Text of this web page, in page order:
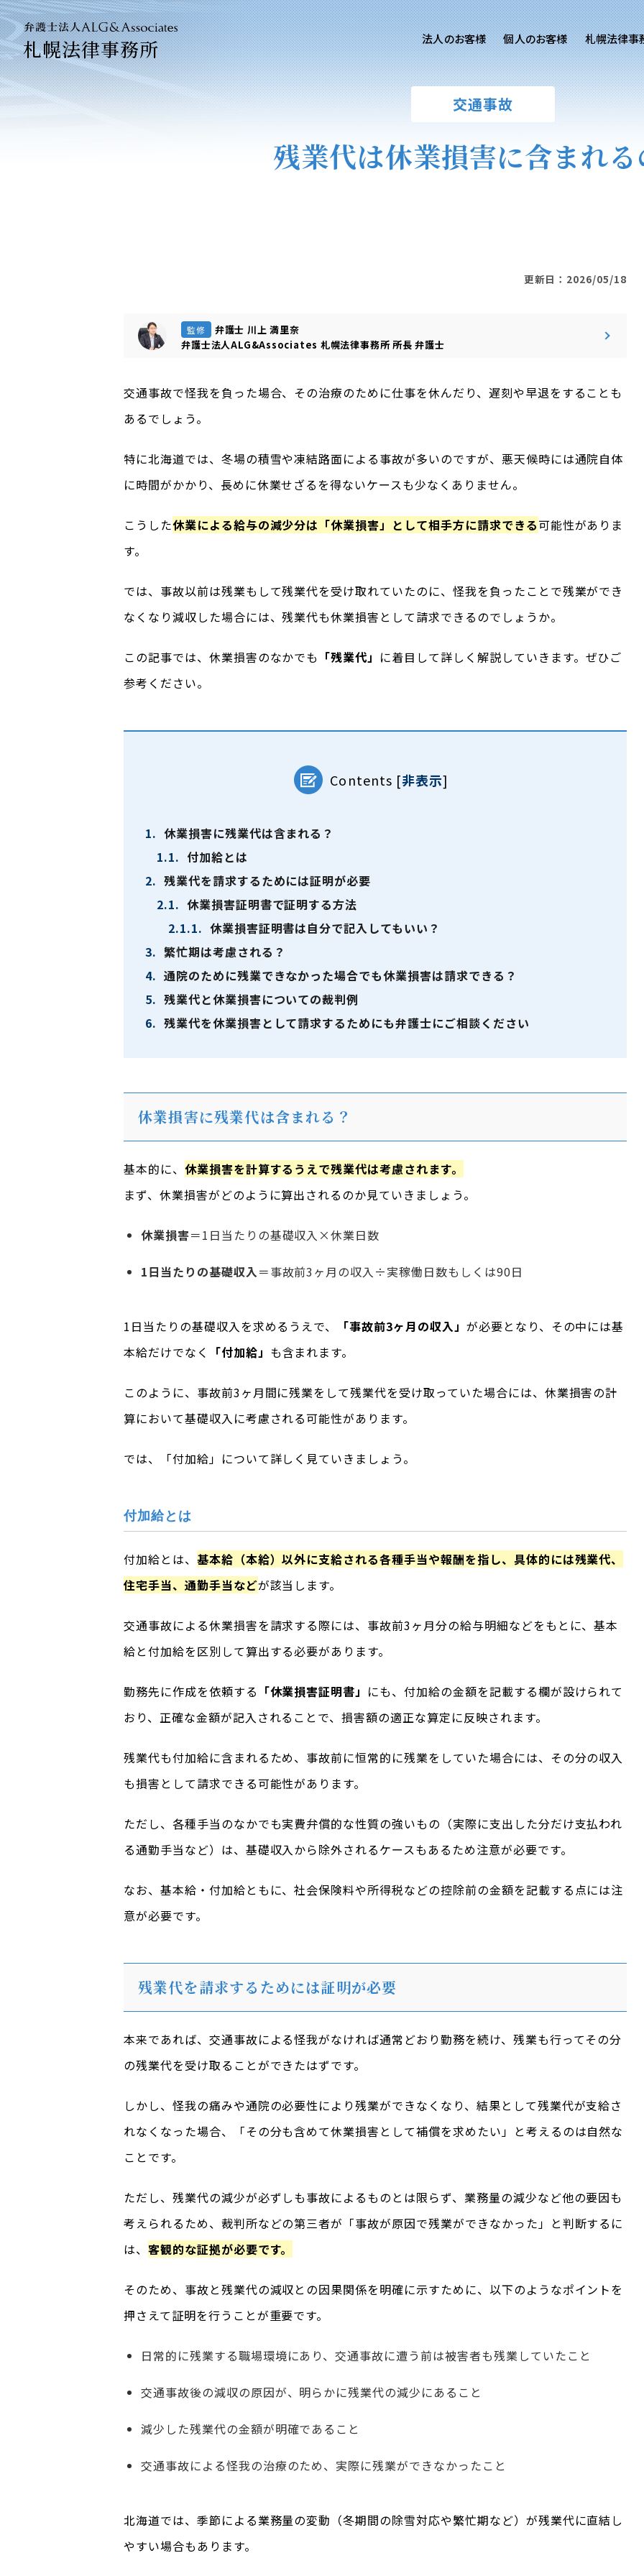
札幌法律事務所 法人のお客様
法人のお客様ご相談
労務専用サイト
個人のお客様
個人のお客様ご相談
離婚問題 刑事事件
札幌法律事
交通事故
残業代は休業損害に含まれる
更新日：2026/05/18
監修
弁護士 川上 満里奈
弁護士法人ALG&Associates 札幌法律事務所所長 弁護士
交通事故で怪我を負った場合、その治療のために仕事を休んだり、遅刻や早退をすることも
あるでしょう。
特に北海道では、冬場の積雪や凍結路面による事故が多いのですが、悪天候時には通院自体
に時間がかかり、長めに休業せざるを得ないケースも少なくありません。
こうした休業による給与の減少分は「休業損害」として相手方に請求できる可能性がありま
す。
では、事故以前は残業もして残業代を受け取れていたのに、怪我を負ったことで残業ができ
なくなり減収した場合には、残業代も休業損害として請求できるのでしょうか。
この記事では、休業損害のなかでも 「残業代」 に着目して詳しく解説していきます。ぜひご
参考ください。
Contents [非表示]
1. 休業損害に残業代は含まれる？
1.1. 付加給とは
2. 残業代を請求するためには証明が必要
2.1. 休業損害証明書で証明する方法
2.1.1. 休業損害証明書は自分で記入してもいい？
3. 繁忙期は考慮される？
4. 通院のために残業できなかった場合でも休業損害は請求できる？
5. 残業代と休業損害についての裁判例
6. 残業代を休業損害として請求するためにも弁護士にご相談ください
休業損害に残業代は含まれる？
基本的に、 休業損害を計算するうえで残業代は考慮されます。
まず、休業損害がどのように算出されるのか見ていきましょう。
休業損害＝1日当たりの基礎収入×休業日数
1日当たりの基礎収入＝事故前3ヶ月の収入÷実稼働日数もしくは90日
1日当たりの基礎収入を求めるうえで、 「事故前3ヶ月の収入」 が必要となり、その中には基
本給だけでなく
「付加給」 も含まれます。
このように、事故前3ヶ月間に残業をして残業代を受け取っていた場合には、休業損害の計
算において基礎収入に考慮される可能性があります。
では、「付加給」について詳しく見ていきましょう。
付加給とは
付加給とは、 基本給（本給）以外に支給される各種手当や報酬を指し、具体的には残業代、
住宅手当、通勤手当などが該当します。
交通事故による休業損害を請求する際には、事故前3ヶ月分の給与明細などをもとに、基本
給と付加給を区別して算出する必要があります。
勤務先に作成を依頼する 「休業損害証明書」 にも、付加給の金額を記載する欄が設けられて
おり、正確な金額が記入されることで、損害額の適正な算定に反映されます。
残業代も付加給に含まれるため、事故前に恒常的に残業をしていた場合には、その分の収入
も損害として請求できる可能性があります。
ただし、各種手当のなかでも実費弁償的な性質の強いもの（実際に支出した分だけ支払われ
る通勤手当など）は、基礎収入から除外されるケースもあるため注意が必要です。
なお、基本給・付加給ともに、社会保険料や所得税などの控除前の金額を記載する点には注
意が必要です。
残業代を請求するためには証明が必要
本来であれば、交通事故による怪我がなければ通常どおり勤務を続け、残業も行ってその分
の残業代を受け取ることができたはずです。
しかし、怪我の痛みや通院の必要性により残業ができなくなり、結果として残業代が支給さ
れなくなった場合、「その分も含めて休業損害として補償を求めたい」と考えるのは自然な
ことです。
ただし、残業代の減少が必ずしも事故によるものとは限らず、業務量の減少など他の要因も
考えられるため、裁判所などの第三者が「事故が原因で残業ができなかった」と判断するに
は、 客観的な証拠が必要です。
そのため、事故と残業代の減収との因果関係を明確に示すために、以下のようなポイントを
押さえて証明を行うことが重要です。
日常的に残業する職場環境にあり、交通事故に遭う前は被害者も残業していたこと
交通事故後の減収の原因が、明らかに残業代の減少にあること
減少した残業代の金額が明確であること
交通事故による怪我の治療のため、実際に残業ができなかったこと
北海道では、季節による業務量の変動（冬期間の除雪対応や繁忙期など）が残業代に直結し
やすい場合もあります。